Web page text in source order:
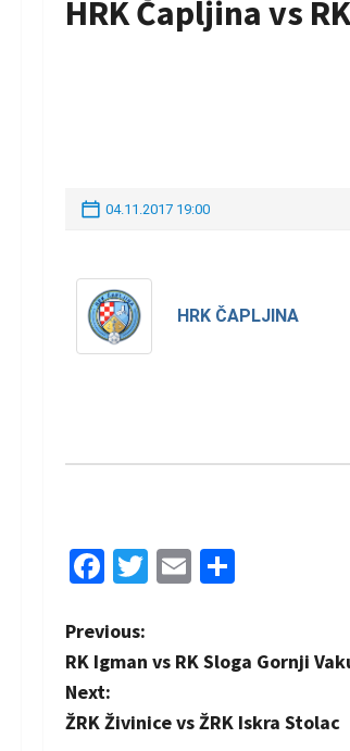
HRK Čapljina vs
04.11.2017 19:00
HRK ČAPLJINA
Facebook
Twitter
Email
P
o
s
Previous:
RK Igman vs RK Sloga Gornji
Next:
ŽRK Živinice vs ŽRK Iskra Stolac